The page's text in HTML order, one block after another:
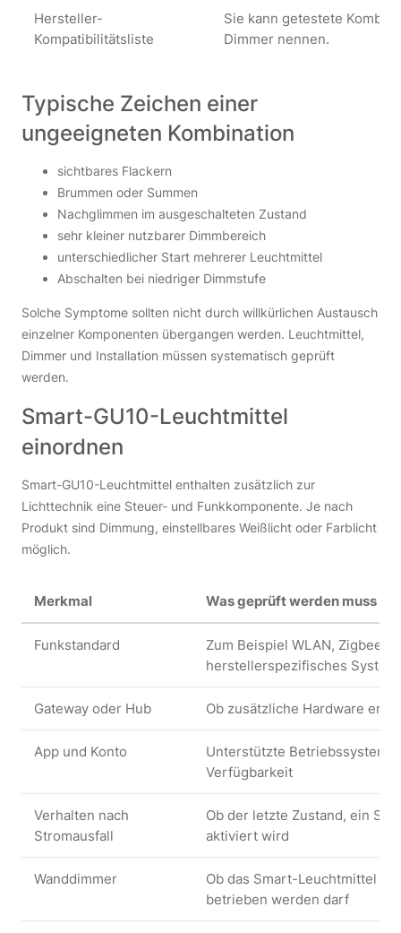
Hersteller-
Kompatibilitätsliste
Sie kann getestete
Dimmer nennen.
Typische Zeichen einer
ungeeigneten Kombination
sichtbares Flackern
Brummen oder Summen
Nachglimmen im ausgeschalteten Zustand
sehr kleiner nutzbarer Dimmbereich
unterschiedlicher Start mehrerer Leuchtmittel
Abschalten bei niedriger Dimmstufe
Solche Symptome sollten nicht durch willkürlichen Austausch
einzelner Komponenten übergangen werden. Leuchtmittel,
Dimmer und Installation müssen systematisch geprüft
werden.
Smart-GU10-Leuchtmittel
einordnen
Smart-GU10-Leuchtmittel enthalten zusätzlich zur
Lichttechnik eine Steuer- und Funkkomponente. Je nach
Produkt sind Dimmung, einstellbares Weißlicht oder Farblicht
möglich.
Merkmal Was geprüft werden muss
Funkstandard
Zum Beispiel WLAN, Zigbee,
herstellerspezifisches System
Gateway oder Hub Ob zusätzliche Hardware
App und Konto
Unterstützte
Verfügbarkeit
Verhalten nach
Stromausfall
Ob der letzte Zustand, ein
aktiviert wird
Wanddimmer
Ob das Smart-Leuchtmittel
betrieben werden darf